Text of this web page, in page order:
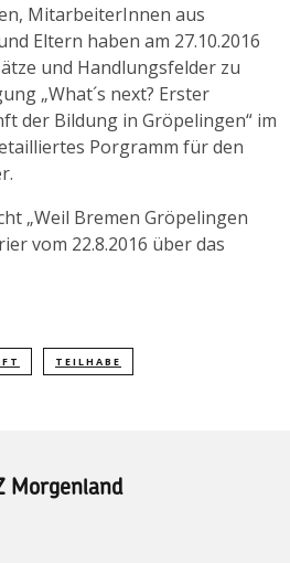
MitarbeiterInnen aus
Eltern haben am 27.10.2016
und Handlungsfelder zu
„What´s next? Erster
der Bildung in Gröpelingen“ im
Porgramm für den
„Weil Bremen Gröpelingen
vom 22.8.2016 über das
TEILHABE
Morgenland